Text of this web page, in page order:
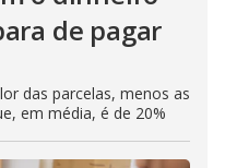
de pagar
das parcelas, menos as
em média, é de 20%